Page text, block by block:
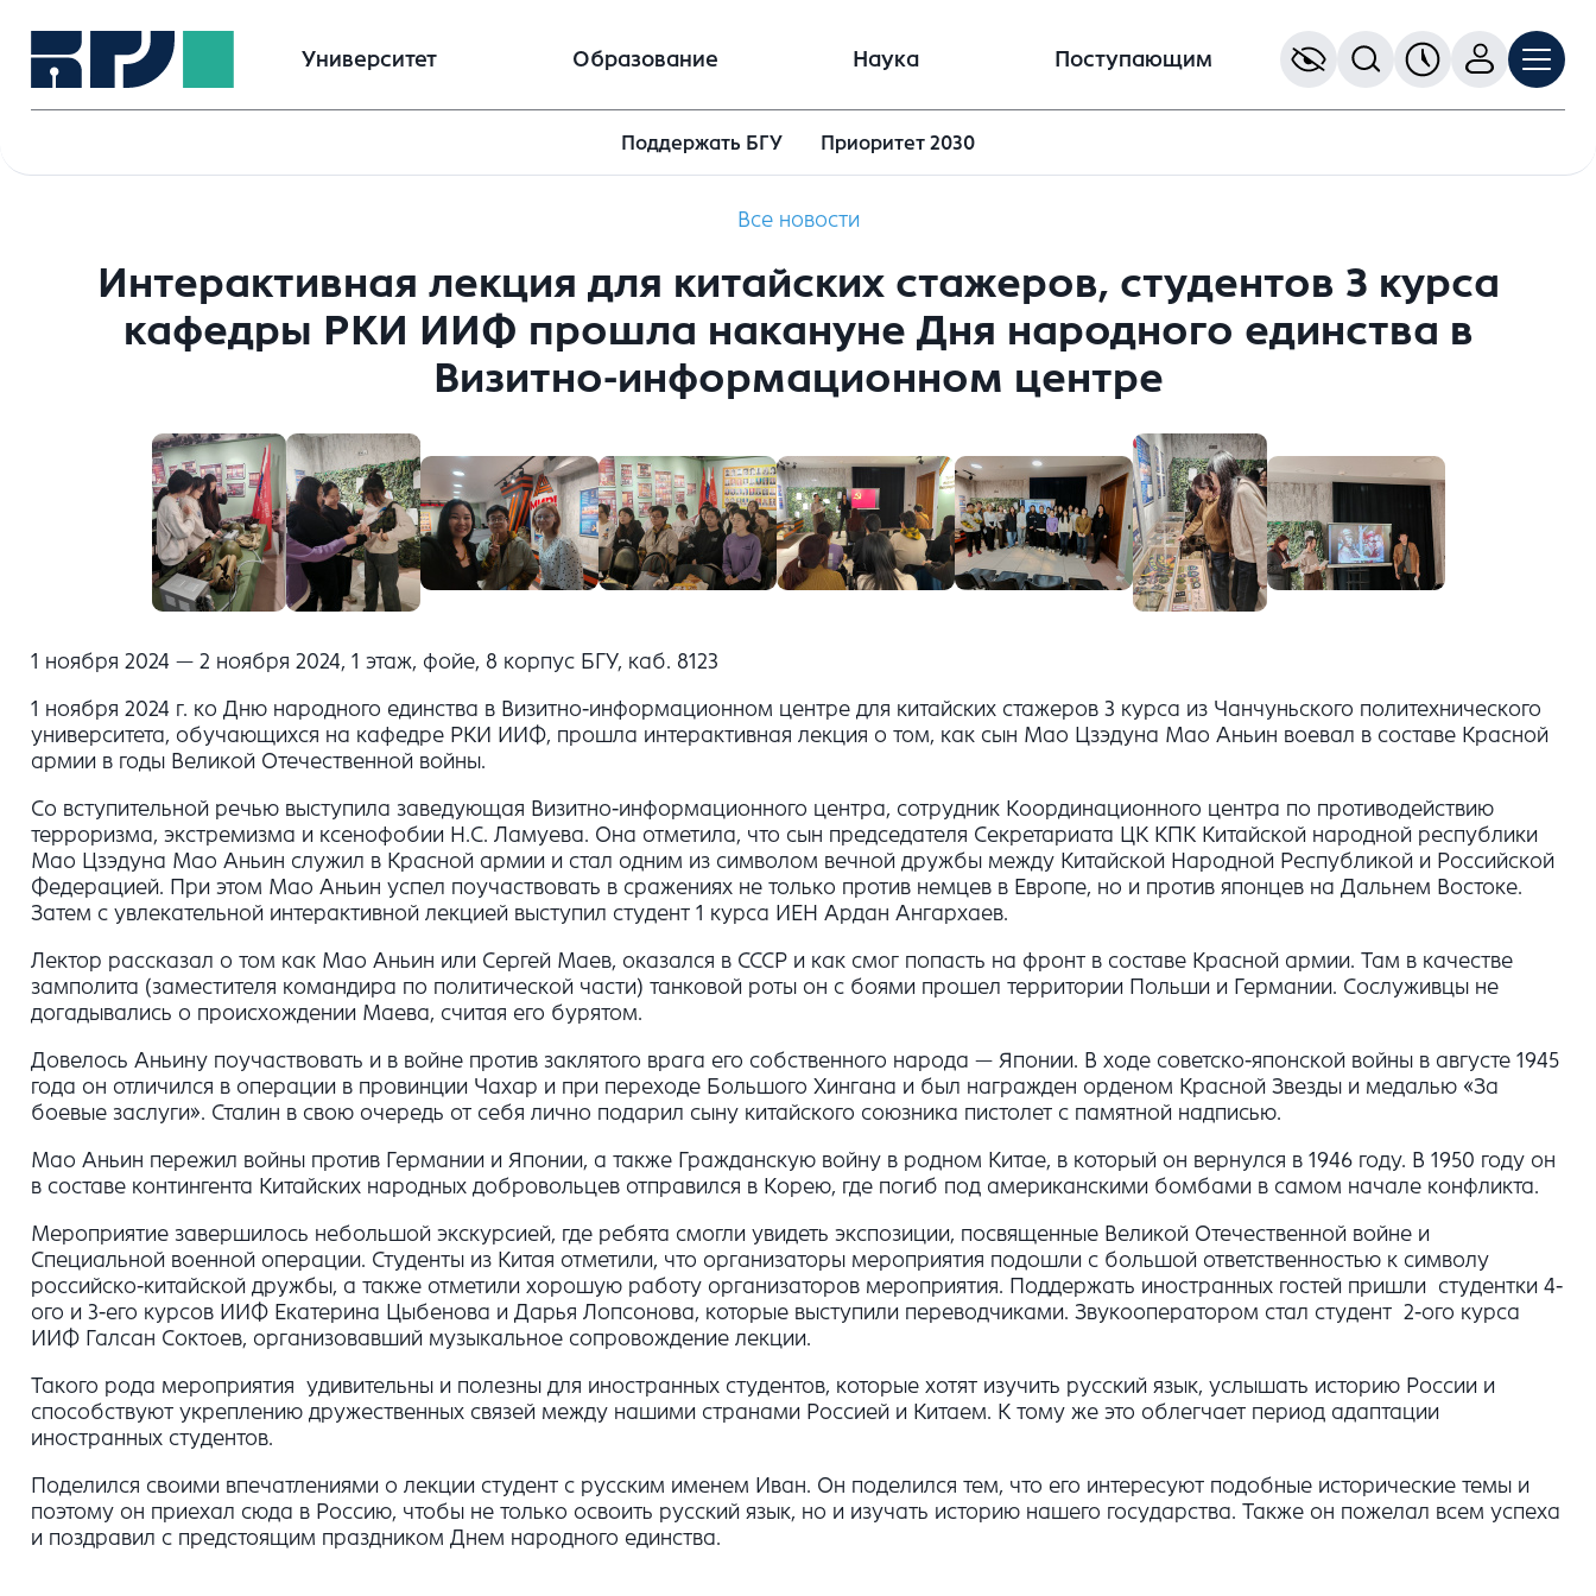
Университет Образование Наука Поступающим
Поддержать БГУ Приоритет 2030
Все новости
Интерактивная лекция для китайских стажеров, студентов 3 курса
кафедры РКИ ИИФ прошла накануне Дня народного единства в
Визитно-информационном центре
1 ноября 2024 — 2 ноября 2024, 1 этаж, фойе, 8 корпус БГУ, каб. 8123
1 ноября 2024 г. ко Дню народного единства в Визитно-информационном центре для китайских стажеров 3 курса из Чанчуньского политехнического
университета, обучающихся на кафедре РКИ ИИФ, прошла интерактивная лекция о том, как сын Мао Цзэдуна Мао Аньин воевал в составе Красной
армии в годы Великой Отечественной войны.
Со вступительной речью выступила заведующая Визитно-информационного центра, сотрудник Координационного центра по противодействию
терроризма, экстремизма и ксенофобии Н.С. Ламуева. Она отметила, что сын председателя Секретариата ЦК КПК Китайской народной республики
Мао Цзэдуна Мао Аньин служил в Красной армии и стал одним из символом вечной дружбы между Китайской Народной Республикой и Российской
Федерацией. При этом Мао Аньин успел поучаствовать в сражениях не только против немцев в Европе, но и против японцев на Дальнем Востоке.
Затем с увлекательной интерактивной лекцией выступил студент 1 курса ИЕН Ардан Ангархаев.
Лектор рассказал о том как Мао Аньин или Сергей Маев, оказался в СССР и как смог попасть на фронт в составе Красной армии. Там в качестве
замполита (заместителя командира по политической части) танковой роты он с боями прошел территории Польши и Германии. Сослуживцы не
догадывались о происхождении Маева, считая его бурятом.
Довелось Аньину поучаствовать и в войне против заклятого врага его собственного народа — Японии. В ходе советско-японской войны в августе 1945
года он отличился в операции в провинции Чахар и при переходе Большого Хингана и был награжден орденом Красной Звезды и медалью «За
боевые заслуги». Сталин в свою очередь от себя лично подарил сыну китайского союзника пистолет с памятной надписью.
Мао Аньин пережил войны против Германии и Японии, а также Гражданскую войну в родном Китае, в который он вернулся в 1946 году. В 1950 году он
в составе контингента Китайских народных добровольцев отправился в Корею, где погиб под американскими бомбами в самом начале конфликта.
Мероприятие завершилось небольшой экскурсией, где ребята смогли увидеть экспозиции, посвященные Великой Отечественной войне и
Специальной военной операции. Студенты из Китая отметили, что организаторы мероприятия подошли с большой ответственностью к символу
российско-китайской дружбы, а также отметили хорошую работу организаторов мероприятия. Поддержать иностранных гостей пришли студентки 4-
ого и 3-его курсов ИИФ Екатерина Цыбенова и Дарья Лопсонова, которые выступили переводчиками. Звукооператором стал студент 2-ого курса
ИИФ Галсан Соктоев, организовавший музыкальное сопровождение лекции.
Такого рода мероприятия удивительны и полезны для иностранных студентов, которые хотят изучить русский язык, услышать историю России и
способствуют укреплению дружественных связей между нашими странами Россией и Китаем. К тому же это облегчает период адаптации
иностранных студентов.
Поделился своими впечатлениями о лекции студент с русским именем Иван. Он поделился тем, что его интересуют подобные исторические темы и
поэтому он приехал сюда в Россию, чтобы не только освоить русский язык, но и изучать историю нашего государства. Также он пожелал всем успеха
и поздравил с предстоящим праздником Днем народного единства.